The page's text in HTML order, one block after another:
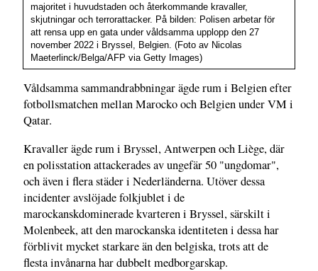
majoritet i huvudstaden och återkommande kravaller,
skjutningar och terrorattacker. På bilden: Polisen arbetar för
att rensa upp en gata under våldsamma upplopp den 27
november 2022 i Bryssel, Belgien. (Foto av Nicolas
Maeterlinck/Belga/AFP via Getty Images)
Våldsamma sammandrabbningar ägde rum i Belgien efter
fotbollsmatchen mellan Marocko och Belgien under VM i
Qatar.
Kravaller ägde rum i Bryssel, Antwerpen och Liège, där
en polisstation attackerades av ungefär 50 "ungdomar",
och även i flera städer i Nederländerna. Utöver dessa
incidenter avslöjade folkjublet i de
marockanskdominerade kvarteren i Bryssel, särskilt i
Molenbeek, att den marockanska identiteten i dessa har
förblivit mycket starkare än den belgiska, trots att de
flesta invånarna har dubbelt medborgarskap.